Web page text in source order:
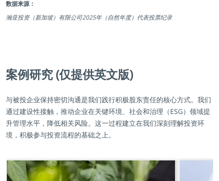
数据来源：
瀚亚投资（新加坡）有限公司2025年（自然年度）代表投票纪录
案例研究 (仅提供英文版)
与被投企业保持密切沟通是我们践行积极股东责任的核心方式。我们
通过建设性接触，推动企业在关键环境、社会和治理（ESG）领域提
升管理水平，降低相关风险。这一过程建立在我们深刻理解投资环
境，积极参与投资流程的基础之上。